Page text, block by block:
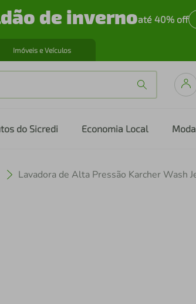
de invernoaté 40% off
Imóveis e Veículos
do Sicredi Economia Local Moda